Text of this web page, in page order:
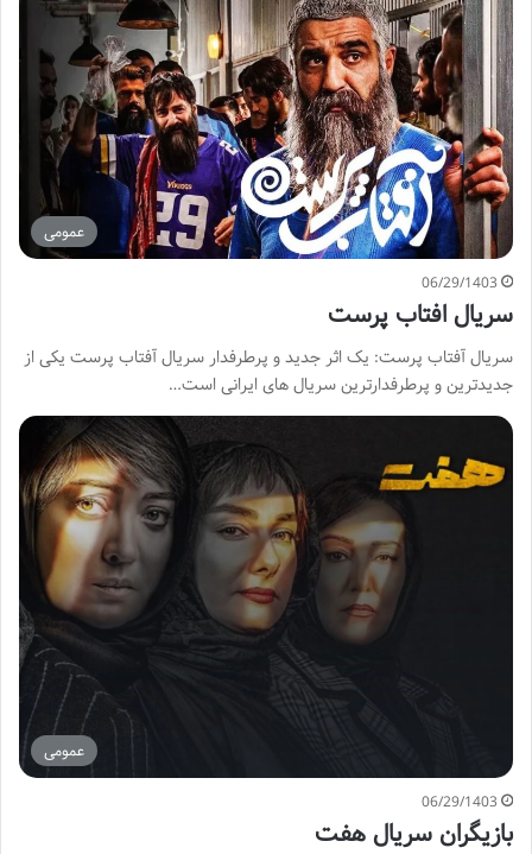
عمومی
06/29/1403
سریال افتاب پرست
سریال آفتاب پرست: یک اثر جدید و پرطرفدار سریال آفتاب پرست یکی از
جدیدترین و پرطرفدارترین سریال های ایرانی است…
عمومی
06/29/1403
بازیگران سریال هفت